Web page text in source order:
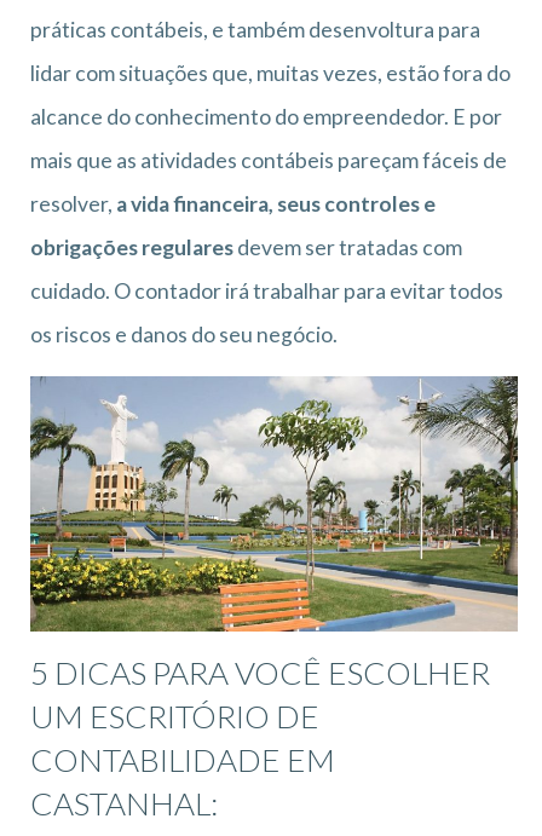
práticas contábeis, e também desenvoltura para
lidar com situações que, muitas vezes, estão fora do
alcance do conhecimento do empreendedor. E por
mais que as atividades contábeis pareçam fáceis de
resolver, a vida financeira, seus controles e
obrigações regularesdevem ser tratadas com
cuidado. O contador irá trabalhar para evitar todos
os riscos e danos do seu negócio.
5 DICAS PARA VOCÊ ESCOLHER
UM ESCRITÓRIO DE
CONTABILIDADE EM
CASTANHAL: